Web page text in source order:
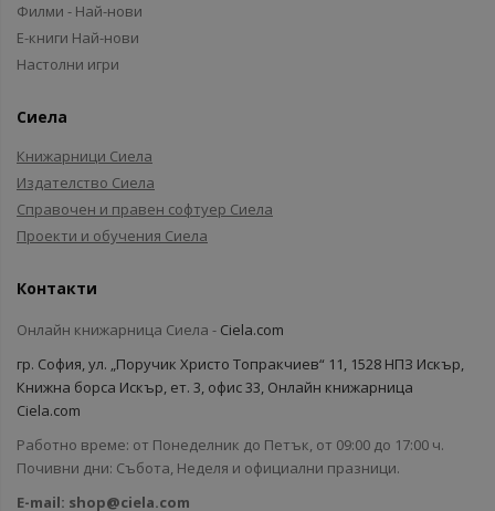
Филми - Най-нови
Е-книги Най-нови
Настолни игри
Сиела
Книжарници Сиела
Издателство Сиела
Справочен и правен софтуер Сиела
Проекти и обучения Сиела
Контакти
Онлайн книжарница Сиела - Ciela.com
гр. София, ул. „Поручик Христо Топракчиев“ 11, 1528 НПЗ Искър,
Книжна борса Искър, ет. 3, офис 33, Онлайн книжарница
Ciela.com
Работно време: от Понеделник до Петък, от 09:00 до 17:00 ч.
Почивни дни: Събота, Неделя и официални празници.
E-mail: shop@ciela.com